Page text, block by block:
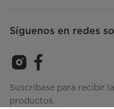
Síguenos en redes
Suscríbase para recibir
productos.